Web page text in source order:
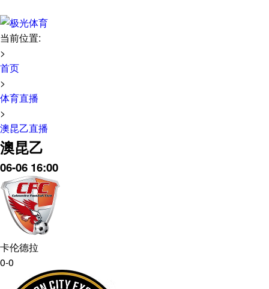
当前位置:
>
首页
>
体育直播
>
澳昆乙直播
澳昆乙
06-06 16:00
卡伦德拉
0-0